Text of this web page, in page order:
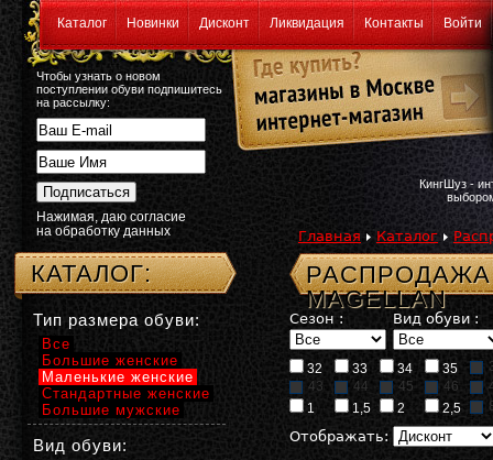
Каталог Новинки Дисконт Ликвидация Контакты Войти
Чтобы узнать о новом
поступлении обуви подпишитесь
на рассылку:
Нажимая, даю согласие
на обработку данных
КингШуз -
Главная Каталог
MAGELLAN
Сезон : Вид обуви :
32 33 34 35
43
44 45 46
1
1,5 2 2,5
Отображать:
КАТАЛОГ:
Тип размера обуви:
Все
Большие женские
Маленькие женские
Стандартные женские
Большие мужские
Вид обуви: